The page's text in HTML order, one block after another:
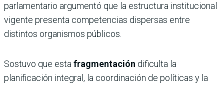
parlamentario argumentó que la estructura institucional
vigente presenta competencias dispersas entre
distintos organismos públicos.
Sostuvo que esta fragmentación dificulta la
planificación integral, la coordinación de políticas y la